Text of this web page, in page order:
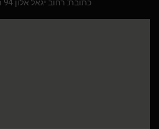
כתובת: רחוב יגאל אלון 94 תל אביב יפו